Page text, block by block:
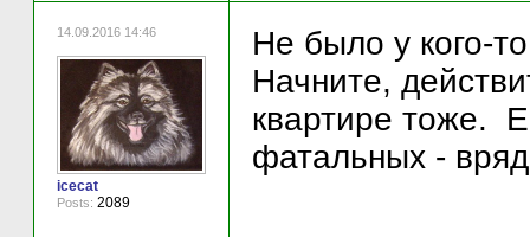
14.09.2016 14:46
icecat
Posts: 2089
Не было у кого-
Начните,
квартире тоже.
фатальных -